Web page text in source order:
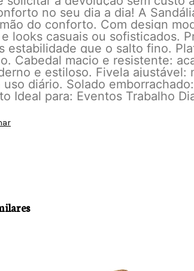
no seu dia a dia! A
do conforto. Com design
looks casuais ou sofisticados.
estabilidade que o salto fino.
Cabedal macio e resistente:
e estiloso. Fivela ajustável:
uso diário. Solado
Ideal para: Eventos Trabalho